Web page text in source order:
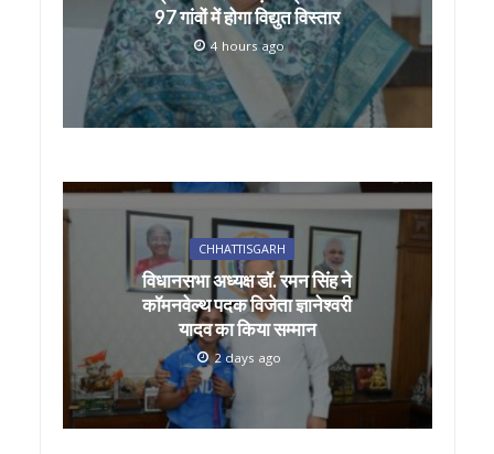
97 गांवों में होगा विद्युत विस्तार
4 hours ago
CHHATTISGARH
विधानसभा अध्यक्ष डॉ. रमन सिंह ने
कॉमनवेल्थ पदक विजेता ज्ञानेश्वरी
यादव का किया सम्मान
2 days ago